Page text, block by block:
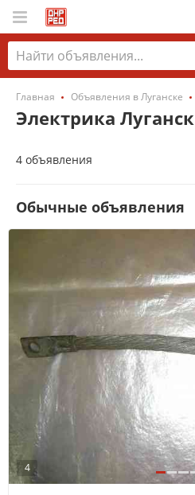
Главная Объявления в Луганске
Электрика Луганск
4 объявления
Обычные объявления
4